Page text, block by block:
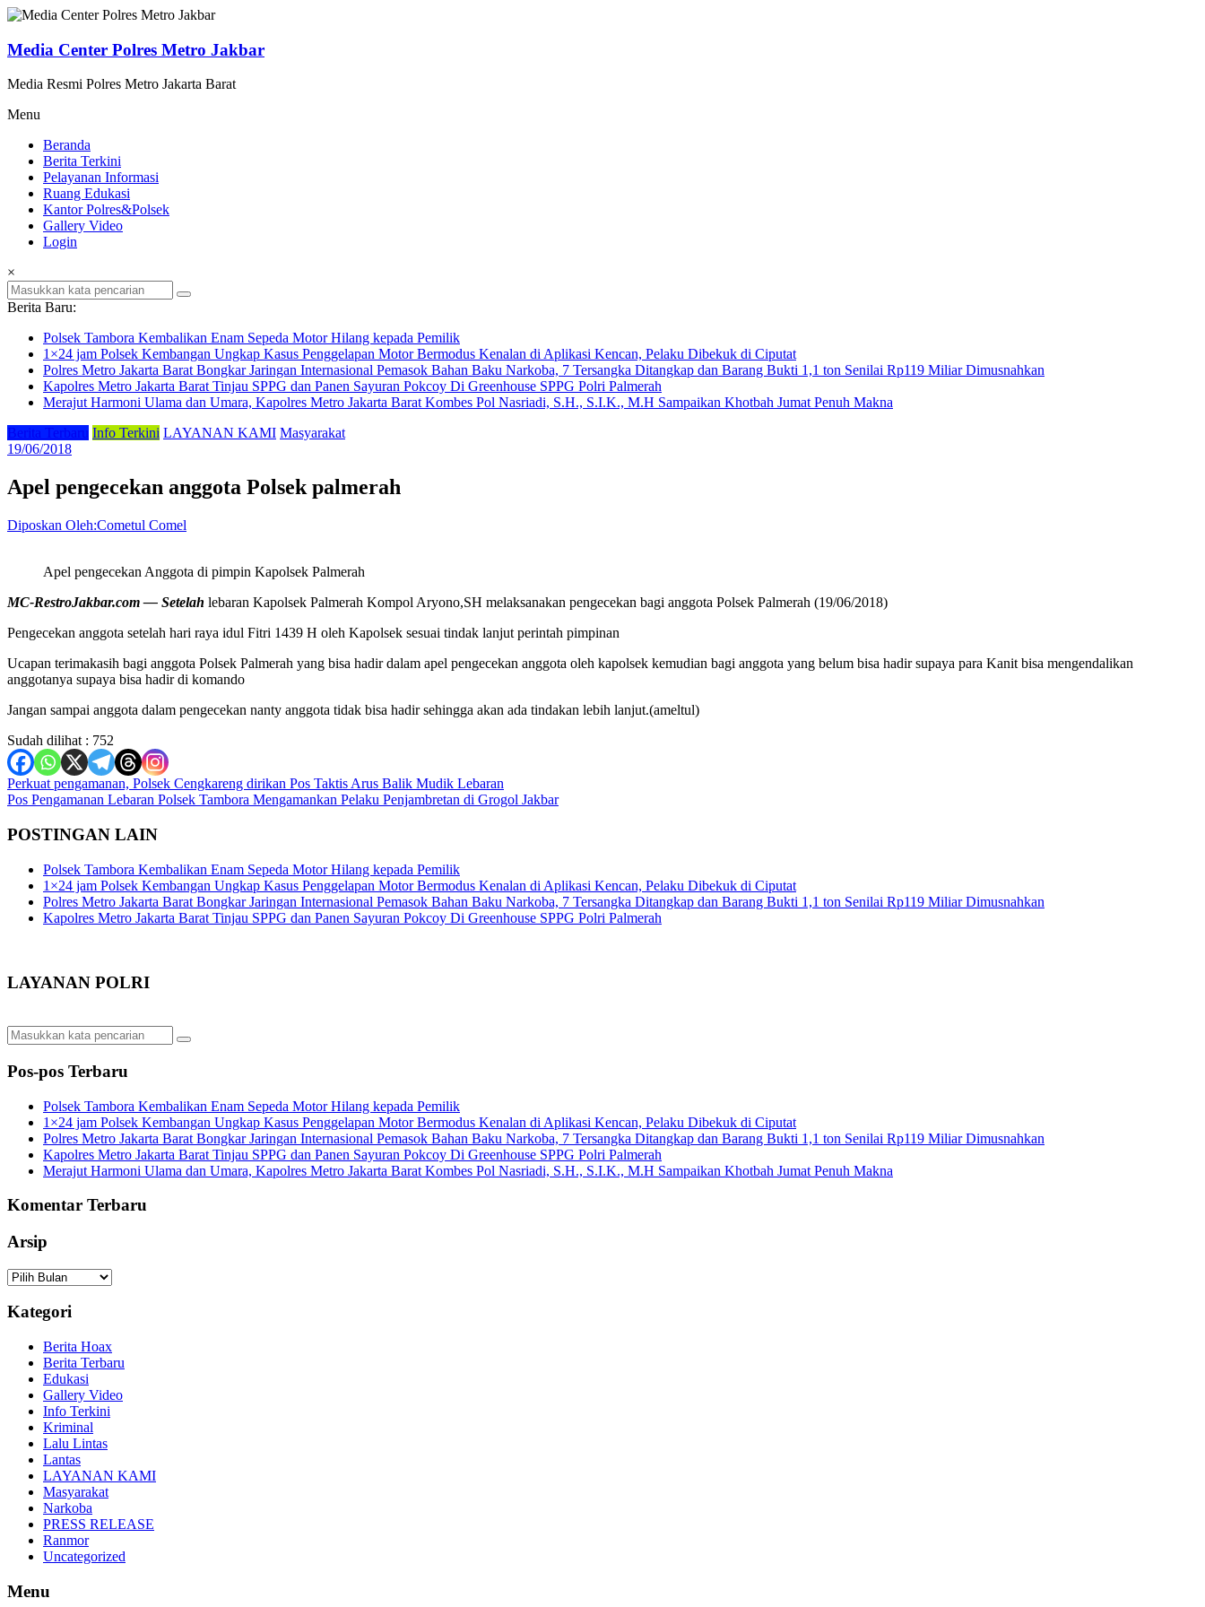
Lompat
konten
Media Center Polres Metro Jakbar
Media Resmi Polres Metro Jakarta Barat
Menu
Beranda
Berita Terkini
Pelayanan Informasi
Ruang Edukasi
Kantor Polres&Polsek
Gallery Video
Login
×
Berita Baru:
Polsek Tambora Kembalikan Enam Sepeda Motor Hilang kepada Pemilik
1×24 jam Polsek Kembangan Ungkap Kasus Penggelapan Motor Bermodus Kenalan di Aplikasi Kencan, Pelaku Dibekuk di Ciputat
Polres Metro Jakarta Barat Bongkar Jaringan Internasional Pemasok Bahan Baku Narkoba, 7 Tersangka Ditangkap dan Barang Bukti 1,1 ton Senilai Rp119 Miliar Dimusnahkan
Kapolres Metro Jakarta Barat Tinjau SPPG dan Panen Sayuran Pokcoy Di Greenhouse SPPG Polri Palmerah
Merajut Harmoni Ulama dan Umara, Kapolres Metro Jakarta Barat Kombes Pol Nasriadi, S.H., S.I.K., M.H Sampaikan Khotbah Jumat Penuh Makna
Berita Terbaru Info Terkini LAYANAN KAMI Masyarakat
19/06/2018
Apel pengecekan anggota Polsek palmerah
Diposkan Oleh:Cometul Comel
Apel pengecekan Anggota di pimpin Kapolsek Palmerah
MC-RestroJakbar.com — Setelah lebaran Kapolsek Palmerah Kompol Aryono,SH melaksanakan pengecekan bagi anggota Polsek Palmerah (19/06/2018)
Pengecekan anggota setelah hari raya idul Fitri 1439 H oleh Kapolsek sesuai tindak lanjut perintah pimpinan
Ucapan terimakasih bagi anggota Polsek Palmerah yang bisa hadir dalam apel pengecekan anggota oleh kapolsek kemudian bagi anggota yang belum bisa hadir supaya para Kanit bisa mengendalikan
anggotanya supaya bisa hadir di komando
Jangan sampai anggota dalam pengecekan nanty anggota tidak bisa hadir sehingga akan ada tindakan lebih lanjut.(ameltul)
Sudah dilihat : 752
Navigasi
pos
Perkuat pengamanan, Polsek Cengkareng dirikan Pos Taktis Arus Balik Mudik Lebaran
Pos Pengamanan Lebaran Polsek Tambora Mengamankan Pelaku Penjambretan di Grogol Jakbar
POSTINGAN LAIN
Polsek Tambora Kembalikan Enam Sepeda Motor Hilang kepada Pemilik
1×24 jam Polsek Kembangan Ungkap Kasus Penggelapan Motor Bermodus Kenalan di Aplikasi Kencan, Pelaku Dibekuk di Ciputat
Polres Metro Jakarta Barat Bongkar Jaringan Internasional Pemasok Bahan Baku Narkoba, 7 Tersangka Ditangkap dan Barang Bukti 1,1 ton Senilai Rp119 Miliar Dimusnahkan
Kapolres Metro Jakarta Barat Tinjau SPPG dan Panen Sayuran Pokcoy Di Greenhouse SPPG Polri Palmerah
LAYANAN POLRI
Pos-pos Terbaru
Polsek Tambora Kembalikan Enam Sepeda Motor Hilang kepada Pemilik
1×24 jam Polsek Kembangan Ungkap Kasus Penggelapan Motor Bermodus Kenalan di Aplikasi Kencan, Pelaku Dibekuk di Ciputat
Polres Metro Jakarta Barat Bongkar Jaringan Internasional Pemasok Bahan Baku Narkoba, 7 Tersangka Ditangkap dan Barang Bukti 1,1 ton Senilai Rp119 Miliar Dimusnahkan
Kapolres Metro Jakarta Barat Tinjau SPPG dan Panen Sayuran Pokcoy Di Greenhouse SPPG Polri Palmerah
Merajut Harmoni Ulama dan Umara, Kapolres Metro Jakarta Barat Kombes Pol Nasriadi, S.H., S.I.K., M.H Sampaikan Khotbah Jumat Penuh Makna
Komentar Terbaru
Arsip
Arsip
Kategori
Berita Hoax
Berita Terbaru
Edukasi
Gallery Video
Info Terkini
Kriminal
Lalu Lintas
Lantas
LAYANAN KAMI
Masyarakat
Narkoba
PRESS RELEASE
Ranmor
Uncategorized
Menu